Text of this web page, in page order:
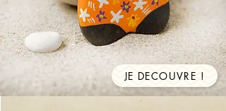
JE DECOUVRE !